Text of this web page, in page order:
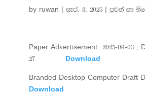
by ruwan සැප්. 3, 2025| පුවත් හා
Paper Advertisement 2025-09-03 –
27
Download
Branded Desktop Computer Draft
Download